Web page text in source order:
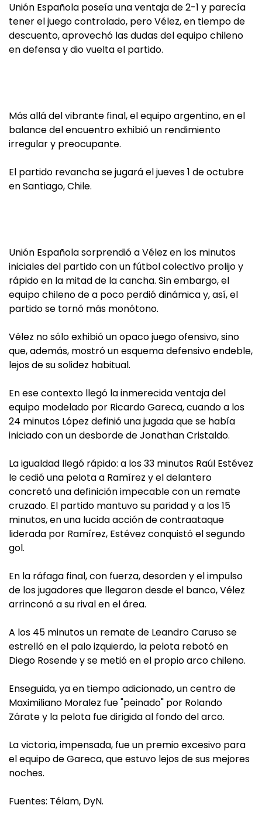
Unión Española poseía una ventaja de 2-1 y parecía
tener el juego controlado, pero Vélez, en tiempo de
descuento, aprovechó las dudas del equipo chileno
en defensa y dio vuelta el partido.
Más allá del vibrante final, el equipo argentino, en el
balance del encuentro exhibió un rendimiento
irregular y preocupante.
El partido revancha se jugará el jueves 1 de octubre
en Santiago, Chile.
Unión Española sorprendió a Vélez en los minutos
iniciales del partido con un fútbol colectivo prolijo y
rápido en la mitad de la cancha. Sin embargo, el
equipo chileno de a poco perdió dinámica y, así, el
partido se tornó más monótono.
Vélez no sólo exhibió un opaco juego ofensivo, sino
que, además, mostró un esquema defensivo endeble,
lejos de su solidez habitual.
En ese contexto llegó la inmerecida ventaja del
equipo modelado por Ricardo Gareca, cuando a los
24 minutos López definió una jugada que se había
iniciado con un desborde de Jonathan Cristaldo.
La igualdad llegó rápido: a los 33 minutos Raúl Estévez
le cedió una pelota a Ramírez y el delantero
concretó una definición impecable con un remate
cruzado. El partido mantuvo su paridad y a los 15
minutos, en una lucida acción de contraataque
liderada por Ramírez, Estévez conquistó el segundo
gol.
En la ráfaga final, con fuerza, desorden y el impulso
de los jugadores que llegaron desde el banco, Vélez
arrinconó a su rival en el área.
A los 45 minutos un remate de Leandro Caruso se
estrelló en el palo izquierdo, la pelota rebotó en
Diego Rosende y se metió en el propio arco chileno.
Enseguida, ya en tiempo adicionado, un centro de
Maximiliano Moralez fue "peinado" por Rolando
Zárate y la pelota fue dirigida al fondo del arco.
La victoria, impensada, fue un premio excesivo para
el equipo de Gareca, que estuvo lejos de sus mejores
noches.
Fuentes: Télam, DyN.